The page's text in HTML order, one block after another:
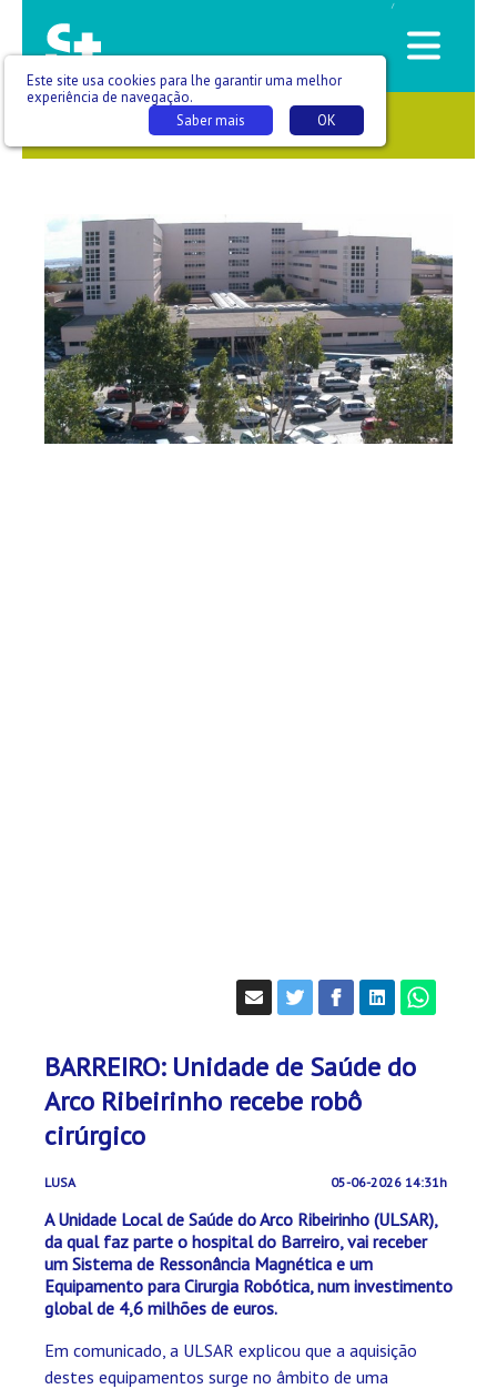
/
SAÚDE QUE SE VÊ
BARREIRO: Unidade de Saúde do
Arco Ribeirinho recebe robô
cirúrgico
LUSA 05-06-2026 14:31h
A Unidade Local de Saúde do Arco Ribeirinho (ULSAR),
da qual faz parte o hospital do Barreiro, vai receber
um Sistema de Ressonância Magnética e um
Equipamento para Cirurgia Robótica, num investimento
global de 4,6 milhões de euros.
Em comunicado, a ULSAR explicou que a aquisição
destes equipamentos surge no âmbito de uma
Este site usa cookies para lhe garantir uma melhor
experiência de navegação.
OK
Saber mais